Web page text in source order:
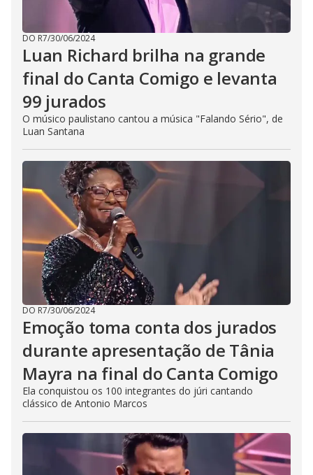
DO R7/30/06/2024
Luan Richard brilha na grande
final do Canta Comigo e levanta
99 jurados
O músico paulistano cantou a música "Falando Sério", de
Luan Santana
DO R7/30/06/2024
Emoção toma conta dos jurados
durante apresentação de Tânia
Mayra na final do Canta Comigo
Ela conquistou os 100 integrantes do júri cantando
clássico de Antonio Marcos